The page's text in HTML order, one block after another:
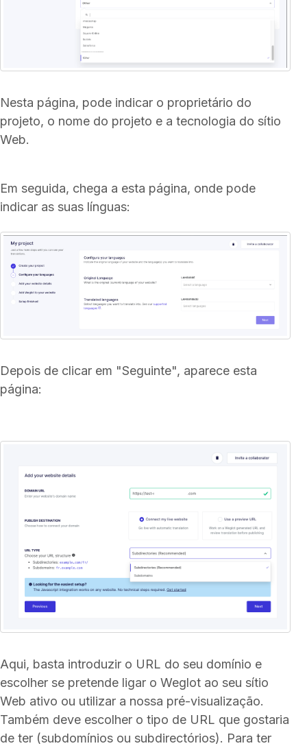
Nesta página, pode indicar o proprietário do
projeto, o nome do projeto e a tecnologia do sítio
Web.
Em seguida, chega a esta página, onde pode
indicar as suas línguas:
Depois de clicar em "Seguinte", aparece esta
página:
Aqui, basta introduzir o URL do seu domínio e
escolher se pretende ligar o Weglot ao seu sítio
Web ativo ou utilizar a nossa pré-visualização.
Também deve escolher o tipo de URL que gostaria
de ter (subdomínios ou subdirectórios). Para ter